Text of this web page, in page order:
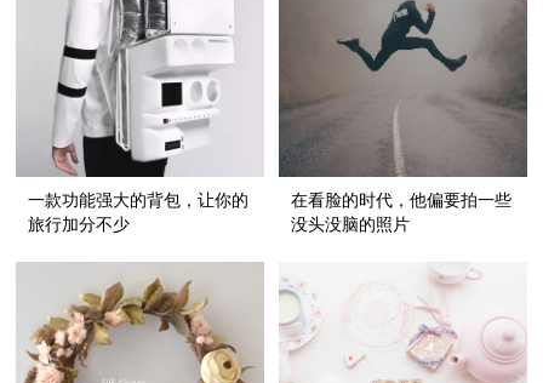
一款功能强大的背包，让你的
旅行加分不少
在看脸的时代，他偏要拍一些
没头没脑的照片